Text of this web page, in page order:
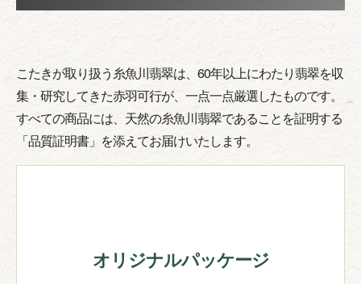
こたきが取り扱う糸魚川翡翠は、60年以上にわたり翡翠を収
集・研究してきた赤羽可行が、一点一点厳選したものです。
すべての商品には、天然の糸魚川翡翠であることを証明する
「品質証明書」を添えてお届けいたします。
オリジナルパッケージ